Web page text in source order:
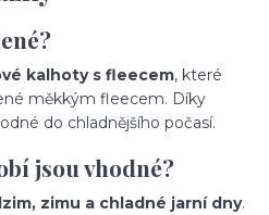
kalhoty s fleecem, které
měkkým fleecem. Díky
do chladnějšího počasí.
jsou vhodné?
zimu a chladné jarní dny.